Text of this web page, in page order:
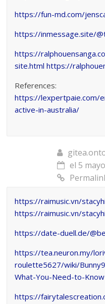
https://fun-md.com/
https://inmessage.site/
https://
site.html https://
References:
https://lexpertpaie.com/
active-in-australia/
el 5
https://raimusic.vn/
https://raimusic.vn/
https://date-duell.de/
https://tea.neuron.my/
roulette5627/wiki/
What-You-Need-to-Know
https://